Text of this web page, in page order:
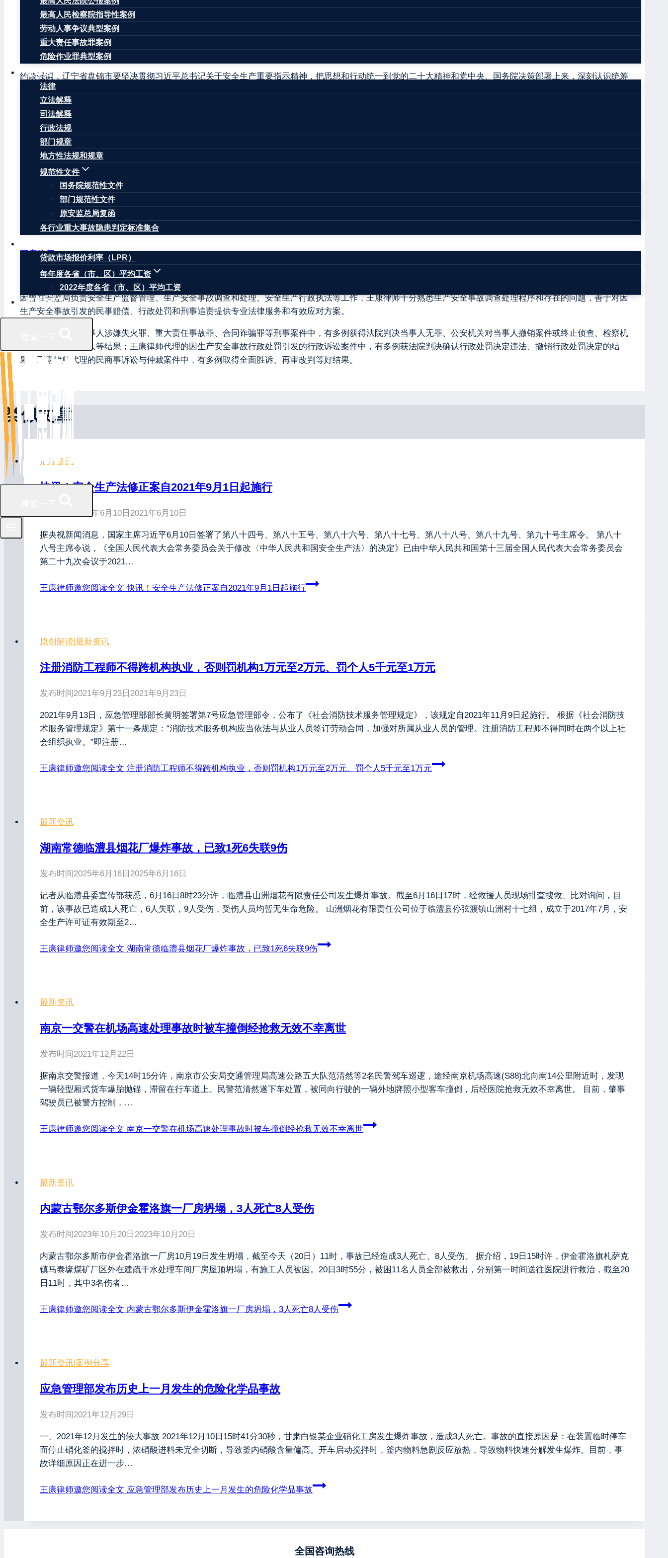
最高人民检察院指导性案例
劳动人事争议典型案例
重大责任事故罪案例
危险作业罪典型案例
法律法规
法律
立法解释
司法解释
行政法规
部门规章
地方性法规和规章
规范性文件
国务院规范性文件
部门规范性文件
原安监总局复函
各行业重大事故隐患判定标准集合
贷款市场报价利率（LPR）
每年度各省（市、区）平均工资
2022年度各省（市、区）平均工资
联系我们
理部副部长孙广宇主约谈，应急管理部有关司局负责人参加约谈。
约谈指出，盘锦浩业化工公司“1·15”重大爆炸着火事故发生在春节前夕和全国安全生产重大隐患专项整治期间，影响恶劣、教训深刻，暴露出事故企业处理效益和安
全严重失衡、风险管控存在严重漏洞、日常安全管理严重缺失，地方政府部门重大风险防控存在盲区、“三个必须”落实不到位、安全监管压力传导不足等突出问题，
映射出辽宁省盘锦市在统筹发展和安全方面存在安全基础薄弱、从业人员专业能力不足、安全保障不匹配等突出矛盾。
约谈强调，辽宁省盘锦市要坚决贯彻习近平总书记关于安全生产重要指示精神，把思想和行动统一到党的二十大精神和党中央、国务院决策部署上来，深刻认识统筹
好发展和安全的重大意义，深刻反思事故教训，举一反三、狠抓落实，切实扭转被动局面。
约谈要求，辽宁省要依法依规严肃事故查处与责任追究。盘锦市要树牢安全发展理念，严格落实安全生产十五条硬措施，压紧压实责任，推动提升危化品监管合力和
系统治理水平；要坚持底线思维，采取断然措施，组织对化工和危化品企业全面开展安全大诊断，逐一落实管控措施，坚决防控重大风险、遏制重特大事故；要聚焦
重大风险、重大隐患严格监管执法，加强专业监管能力建设，有效运用社会共治力量，构建安全生产良性局面；要固化、深化、拓展危化品安全专项整治三年行动和
风险集中治理成效，抓好年度重点工作落实，加强节后复工复产和全国两会安全防范，为经济社会发展营造良好安全环境。
辽宁省应急管理厅、盘锦市人民政府有关部门负责人列席约谈。
文章标签：#国务院安全生产委员会#国务院安委办#孙广宇#应急管理部#盘锦市#盘锦浩业化工有限公司#辽宁省#辽宁省人民政府#辽宁省应急管理厅
王康律师
王康律师，注册安全工程师，北京华让律师事务所安全生产和消防安全专业委员会主任，曾任江苏省扬州市宝应县原安监局公务员、原《中国安全生产报》记者。
因曾在安监局负责安全生产监督管理、生产安全事故调查和处理、安全生产行政执法等工作，王康律师十分熟悉生产安全事故调查处理程序和存在的问题，善于对因
生产安全事故引发的民事赔偿、行政处罚和刑事追责提供专业法律服务和有效应对方案。
王康律师辩护的当事人涉嫌失火罪、重大责任事故罪、合同诈骗罪等刑事案件中，有多例获得法院判决当事人无罪、公安机关对当事人撤销案件或终止侦查、检察机
关不批准逮捕当事人等结果；王康律师代理的因生产安全事故行政处罚引发的行政诉讼案件中，有多例获法院判决确认行政处罚决定违法、撤销行政处罚决定的结
果；王康律师代理的民商事诉讼与仲裁案件中，有多例取得全面胜诉、再审改判等好结果。
类似文章
最新资讯
快讯！安全生产法修正案自2021年9月1日起施行
2021年6月10日 2021年6月10日
据央视新闻消息，国家主席习近平6月10日签署了第八十四号、第八十五号、第八十六号、第八十七号、第八十八号、第八十九号、第九十号主席令。 第八十
八号主席令说，《全国人民代表大会常务委员会关于修改〈中华人民共和国安全生产法〉的决定》已由中华人民共和国第十三届全国人民代表大会常务委员会
第二十九次会议于2021…
王康律师邀您阅读全文 快讯！安全生产法修正案自2021年9月1日起施行
原创解读 最新资讯
注册消防工程师不得跨机构执业，否则罚机构1万元至2万元、罚个人5千元至1万元
发布时间 2021年9月23日 2021年9月23日
2021年9月13日，应急管理部部长黄明签署第7号应急管理部令，公布了《社会消防技术服务管理规定》，该规定自2021年11月9日起施行。 根据《社会消防技
术服务管理规定》第十一条规定：“消防技术服务机构应当依法与从业人员签订劳动合同，加强对所属从业人员的管理。注册消防工程师不得同时在两个以上社
会组织执业。”即注册…
王康律师邀您阅读全文 注册消防工程师不得跨机构执业，否则罚机构1万元至2万元、罚个人5千元至1万元
最新资讯
湖南常德临澧县烟花厂爆炸事故，已致1死6失联9伤
发布时间 2025年6月16日 2025年6月16日
记者从临澧县委宣传部获悉，6月16日8时23分许，临澧县山洲烟花有限责任公司发生爆炸事故。截至6月16日17时，经救援人员现场排查搜救、比对询问，目
前，该事故已造成1人死亡，6人失联，9人受伤，受伤人员均暂无生命危险。 山洲烟花有限责任公司位于临澧县停弦渡镇山洲村十七组，成立于2017年7月，安
全生产许可证有效期至2…
王康律师邀您阅读全文 湖南常德临澧县烟花厂爆炸事故，已致1死6失联9伤
最新资讯
南京一交警在机场高速处理事故时被车撞倒经抢救无效不幸离世
发布时间 2021年12月22日
据南京交警报道，今天14时15分许，南京市公安局交通管理局高速公路五大队范清然等2名民警驾车巡逻，途经南京机场高速(S88)北向南14公里附近时，发现
一辆轻型厢式货车爆胎抛锚，滞留在行车道上。民警范清然遂下车处置，被同向行驶的一辆外地牌照小型客车撞倒，后经医院抢救无效不幸离世。 目前，肇事
驾驶员已被警方控制，…
王康律师邀您阅读全文 南京一交警在机场高速处理事故时被车撞倒经抢救无效不幸离世
最新资讯
内蒙古鄂尔多斯伊金霍洛旗一厂房坍塌，3人死亡8人受伤
发布时间 2023年10月20日 2023年10月20日
内蒙古鄂尔多斯市伊金霍洛旗一厂房10月19日发生坍塌，截至今天（20日）11时，事故已经造成3人死亡、8人受伤。 据介绍，19日15时许，伊金霍洛旗札萨克
镇马泰壕煤矿厂区外在建疏干水处理车间厂房屋顶坍塌，有施工人员被困。20日3时55分，被困11名人员全部被救出，分别第一时间送往医院进行救治，截至20
日11时，其中3名伤者…
王康律师邀您阅读全文 内蒙古鄂尔多斯伊金霍洛旗一厂房坍塌，3人死亡8人受伤
最新资讯 案例分享
应急管理部发布历史上一月发生的危险化学品事故
发布时间 2021年12月29日
一、2021年12月发生的较大事故 2021年12月10日15时41分30秒，甘肃白银某企业硝化工房发生爆炸事故，造成3人死亡。事故的直接原因是：在装置临时停车
而停止硝化釜的搅拌时，浓硝酸进料未完全切断，导致釜内硝酸含量偏高。开车启动搅拌时，釜内物料急剧反应放热，导致物料快速分解发生爆炸。目前，事
故详细原因正在进一步…
王康律师邀您阅读全文 应急管理部发布历史上一月发生的危险化学品事故
全国咨询热线